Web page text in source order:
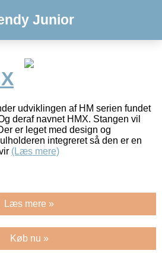
Junior
udviklingen af HM serien fundet
deraf navnet HMX. Stangen vil
er leget med design og
integreret så den er en
(Læs mere)
Læs mere »
Køb nu »